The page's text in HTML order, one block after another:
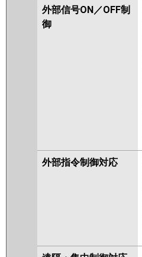
外部信号ON／OFF制
御
外部指令制御対応